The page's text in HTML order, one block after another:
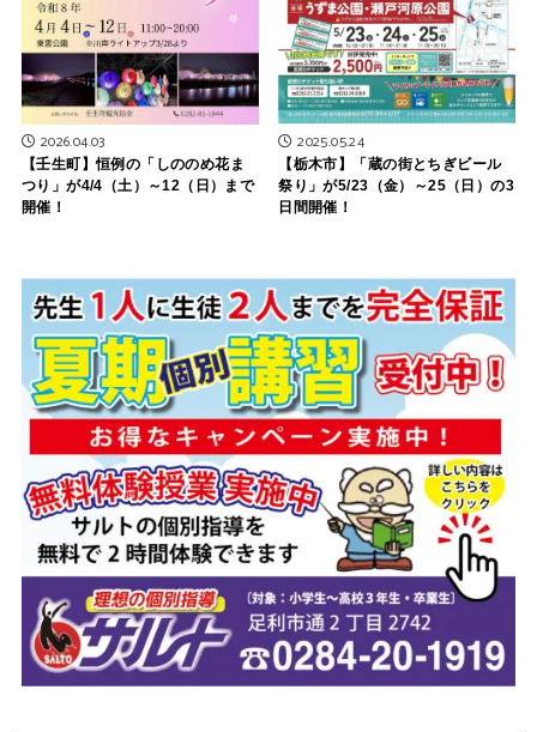
2026.04.03
【壬生町】恒例の「しののめ花ま
つり」が4/4（土）～12（日）まで
開催！
2025.05.24
【栃木市】「蔵の街とちぎビール
祭り」が5/23（金）～25（日）の3
日間開催！